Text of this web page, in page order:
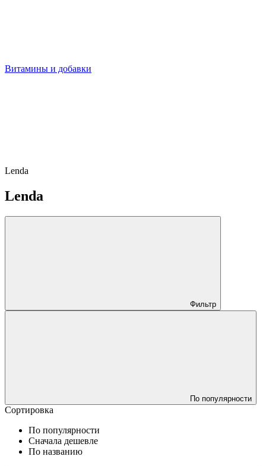
Витамины и добавки
Lenda
Lenda
Фильтр
По популярности
Сортировка
По популярности
Сначала дешевле
По названию